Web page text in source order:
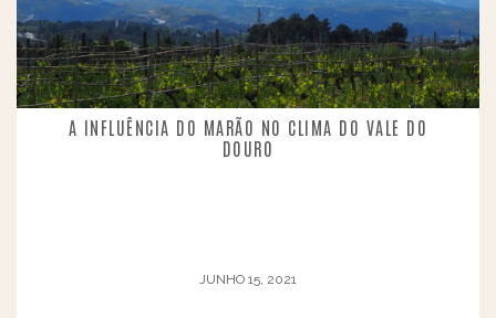
A INFLUÊNCIA DO MARÃO NO CLIMA DO VALE DO
DOURO
JUNHO 15, 2021